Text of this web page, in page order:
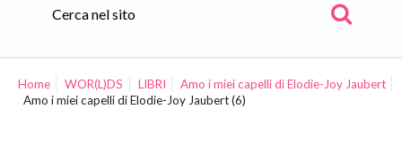
WOR(L)DS
Home WOR(L)DS LIBRI
Amo i miei capelli di Elodie-Joy Jaubert
Amo i miei capelli di Elodie-Joy Jaubert (6)